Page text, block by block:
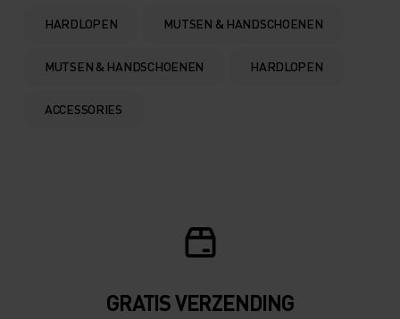
HARDLOPEN MUTSEN & HANDSCHOENEN
MUTSEN & HANDSCHOENEN HARDLOPEN
ACCESSORIES
GRATIS VERZENDING​​​​​​​​​​​​​​